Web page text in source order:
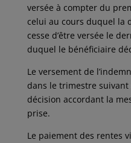
versée à compter du
celui au cours duquel la
cesse d’être versée le
duquel le bénéficiaire
Le versement de
dans le trimestre
décision accordant la
prise.
Le paiement des rentes